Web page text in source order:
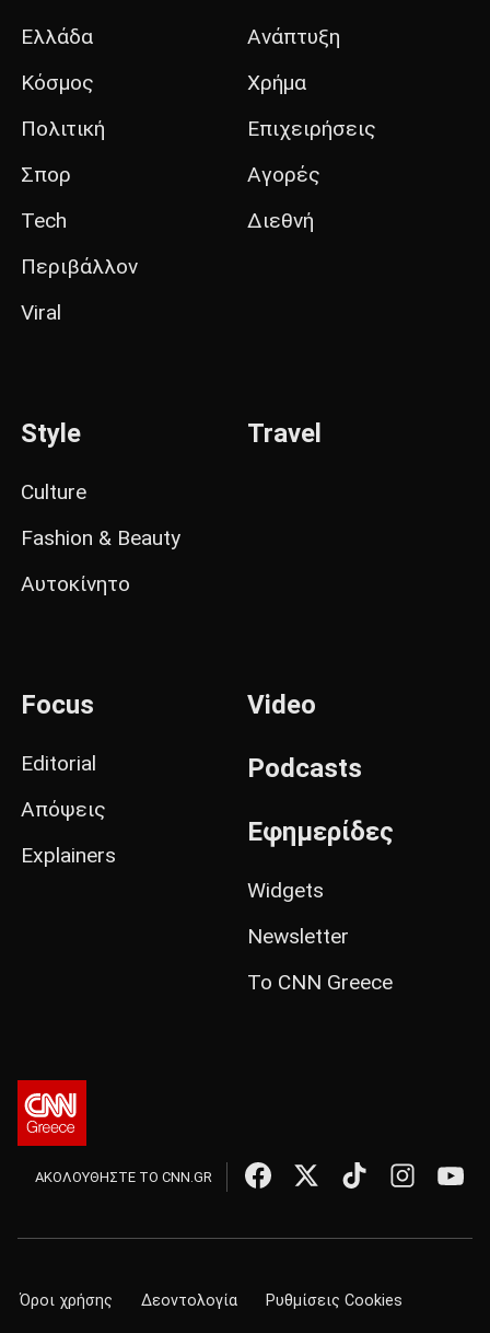
Ελλάδα
Κόσμος
Πολιτική
Σπορ
Tech
Περιβάλλον
Viral
Ανάπτυξη
Χρήμα
Επιχειρήσεις
Αγορές
Διεθνή
Style
Culture
Fashion & Beauty
Αυτοκίνητο
Travel
Focus
Editorial
Απόψεις
Explainers
Video
Podcasts
Εφημερίδες
Widgets
Newsletter
Το CNN Greece
ΑΚΟΛΟΥΘΗΣΤΕ ΤΟ CNN.GR
Όροι χρήσης Δεοντολογία Ρυθμίσεις Cookies